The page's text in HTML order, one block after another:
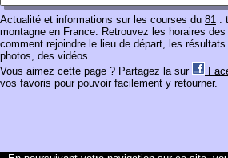
Actualité et informations sur les courses du 81 :
montagne en France. Retrouvez les horaires
comment rejoindre le lieu de départ, les
photos, des vidéos...
Vous aimez cette page ? Partagez la sur
vos favoris pour pouvoir facilement y retourner.